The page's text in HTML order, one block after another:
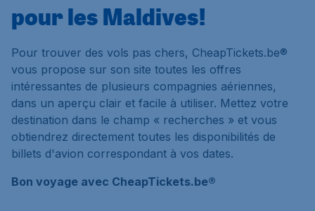
pour les Maldives!
Pour trouver des vols pas chers, CheapTickets.be®
vous propose sur son site toutes les offres
intéressantes de plusieurs compagnies aériennes,
dans un aperçu clair et facile à utiliser. Mettez votre
destination dans le champ « recherches » et vous
obtiendrez directement toutes les disponibilités de
billets d'avion correspondant à vos dates.
Bon voyage avec CheapTickets.be®